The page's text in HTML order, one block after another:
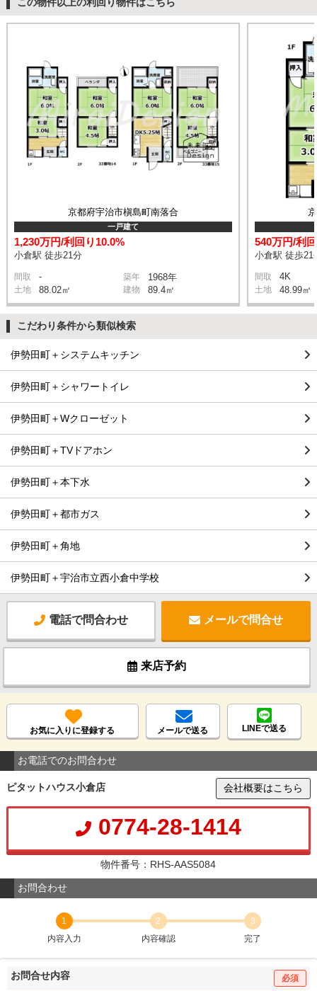
この物件以上の利回り物件はこちら
京都府宇治市槇島町南落合
一戸建て
1,230万円/利回り10.0%
小倉駅 徒歩21分
間取 - 築年 1968年
土地 88.02㎡ 建物 89.4㎡
540万円/利
小倉駅 徒歩21
間取 4K
土地 48.99㎡
こだわり条件から類似検索
伊勢田町＋システムキッチン
伊勢田町＋シャワートイレ
伊勢田町＋Wクローゼット
伊勢田町＋TVドアホン
伊勢田町＋本下水
伊勢田町＋都市ガス
伊勢田町＋角地
伊勢田町＋宇治市立西小倉中学校
電話で問合わせ メールで問合せ
来店予約
お気に入りに登録する メールで送る LINEで送る
お電話でのお問合わせ
ピタットハウス小倉店 会社概要はこちら
0774-28-1414
物件番号：RHS-AAS5084
お問合わせ
1
内容入力
2
内容確認
3
完了
お問合せ内容 必須